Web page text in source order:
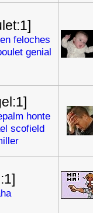
feloches
genial
honte
scofield